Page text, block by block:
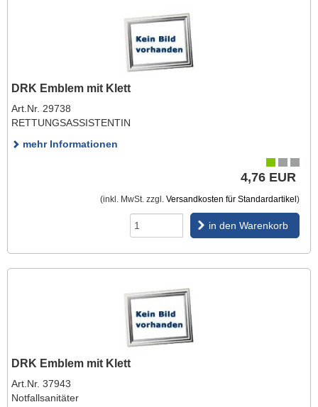
DRK Emblem mit Klett
Art.Nr. 29738
RETTUNGSASSISTENTIN
mehr Informationen
4,76 EUR
(inkl. MwSt. zzgl. Versandkosten für Standardartikel )
in den Warenkorb
DRK Emblem mit Klett
Art.Nr. 37943
Notfallsanitäter